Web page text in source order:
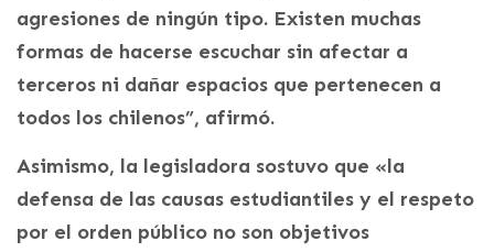
agresiones de ningún tipo. Existen muchas
formas de hacerse escuchar sin afectar a
terceros ni dañar espacios que pertenecen a
todos los chilenos”, afirmó.
Asimismo, la legisladora sostuvo que «la
defensa de las causas estudiantiles y el respeto
por el orden público no son objetivos